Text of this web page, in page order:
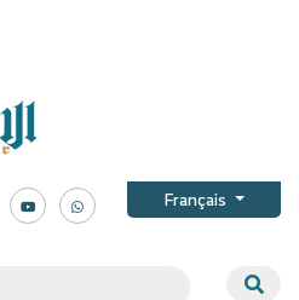
Français